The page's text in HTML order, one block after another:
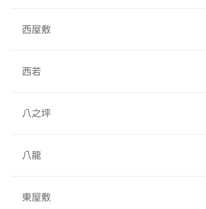
西屋敷
西若
八之坪
八龍
東屋敷